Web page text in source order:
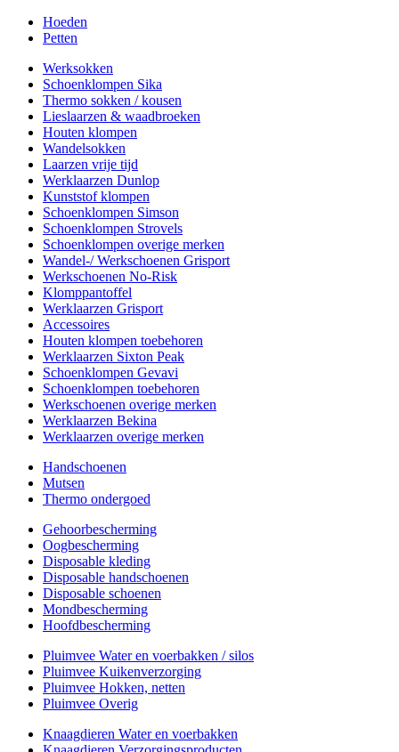
Hoeden
Petten
Werksokken
Schoenklompen Sika
Thermo sokken / kousen
Lieslaarzen & waadbroeken
Houten klompen
Wandelsokken
Laarzen vrije tijd
Werklaarzen Dunlop
Kunststof klompen
Schoenklompen Simson
Schoenklompen Strovels
Schoenklompen overige merken
Wandel-/ Werkschoenen Grisport
Werkschoenen No-Risk
Klomppantoffel
Werklaarzen Grisport
Accessoires
Houten klompen toebehoren
Werklaarzen Sixton Peak
Schoenklompen Gevavi
Schoenklompen toebehoren
Werkschoenen overige merken
Werklaarzen Bekina
Werklaarzen overige merken
Handschoenen
Mutsen
Thermo ondergoed
Gehoorbescherming
Oogbescherming
Disposable kleding
Disposable handschoenen
Disposable schoenen
Mondbescherming
Hoofdbescherming
Pluimvee Water en voerbakken / silos
Pluimvee Kuikenverzorging
Pluimvee Hokken, netten
Pluimvee Overig
Knaagdieren Water en voerbakken